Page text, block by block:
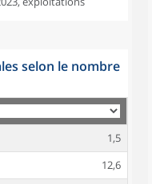
selon le nombre
1,5
12,6